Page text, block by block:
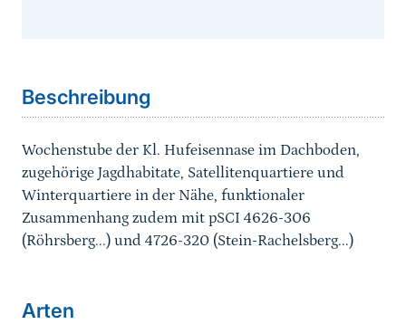
Beschreibung
Wochenstube der Kl. Hufeisennase im Dachboden,
zugehörige Jagdhabitate, Satellitenquartiere und
Winterquartiere in der Nähe, funktionaler
Zusammenhang zudem mit pSCI 4626-306
(Röhrsberg...) und 4726-320 (Stein-Rachelsberg...)
Arten